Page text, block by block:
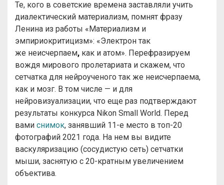
Те, кого в советские времена заставляли учить
диалектический материализм, помнят фразу
Ленина из работы «Материализм и
эмпириокритицизм»: «Электрон так
же неисчерпаем, как и атом». Перефразируем
вождя мирового пролетариата и скажем, что
сетчатка для нейроученого так же неисчерпаема,
как и мозг. В том числе — и для
нейровизуализации, что еще раз подтверждают
результаты конкурса Nikon Small World. Перед
вами снимок, занявший 11-е место в топ-20
фотографий 2021 года. На нем вы видите
васкуляризацию (сосудистую сеть) сетчатки
мыши, заснятую с 20-кратным увеличением
объектива.